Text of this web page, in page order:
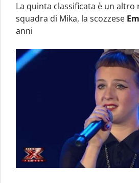
La quinta classificata è un altro
squadra di Mika, la scozzese
anni